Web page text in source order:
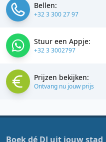
Bellen:
+32 3 300 27 97
Stuur een Appje:
+32 3 3002797
Prijzen bekijken:
Ontvang nu jouw prijs
Boek dé DJ uit jouw stad